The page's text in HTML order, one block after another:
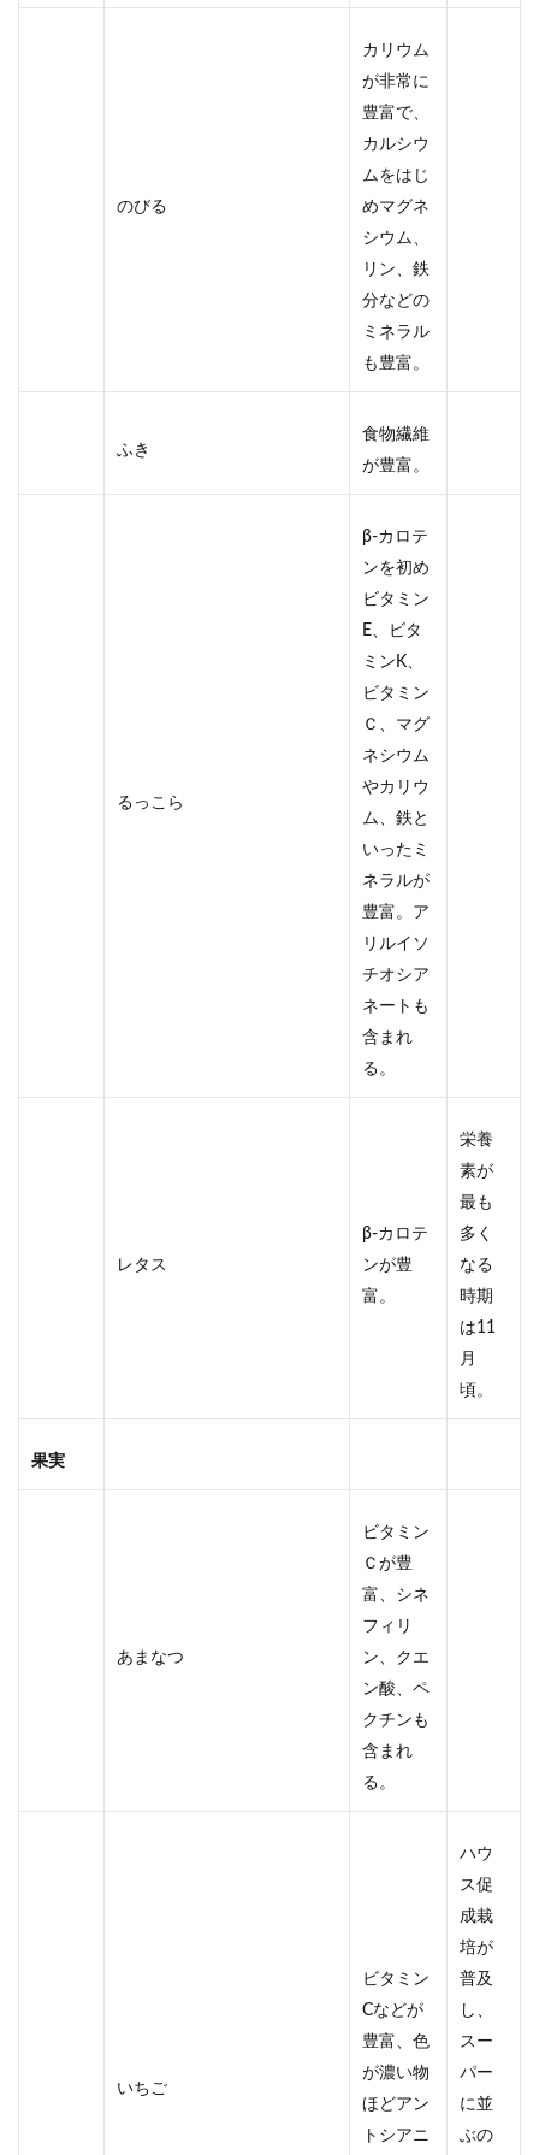
のびる
カリウム
が非常に
豊富で、
カルシウ
ムをはじ
めマグネ
シウム、
リン、鉄
分などの
ミネラル
も豊富。
ふき
食物繊維
が豊富。
るっこら
β-カロテ
ンを初め
ビタミン
E、ビタ
ミンK、
ビタミン
Ｃ、マグ
ネシウム
やカリウ
ム、鉄と
いったミ
ネラルが
豊富。ア
リルイソ
チオシア
ネートも
含まれ
る。
レタス
β-カロテ
ンが豊
富。
栄養
素が
最も
多く
なる
時期
は11
月
頃。
果実
あまなつ
ビタミン
Ｃが豊
富、シネ
フィリ
ン、クエ
ン酸、ペ
クチンも
含まれ
る。
いちご
ビタミン
Cなどが
豊富、色
が濃い物
ほどアン
トシアニ
ハウ
ス促
成栽
培が
普及
し、
スー
パー
に並
ぶの